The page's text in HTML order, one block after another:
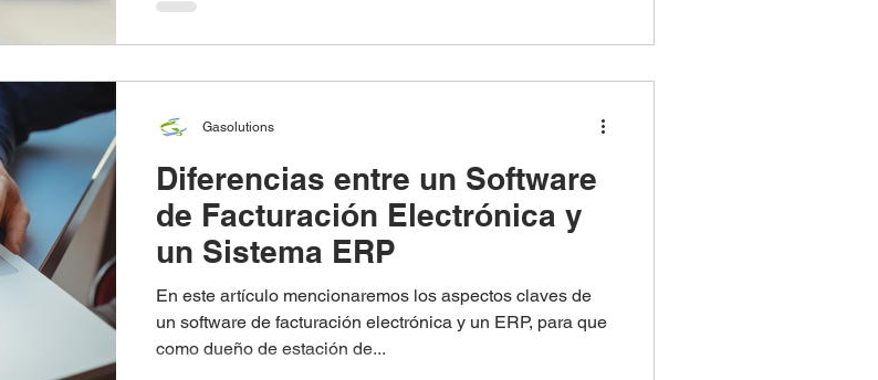
Diferencias entre un Software
de Facturación Electrónica y
un Sistema ERP
En este artículo mencionaremos los aspectos claves de
un software de facturación electrónica y un ERP, para que
como dueño de estación de...
Gasolutions